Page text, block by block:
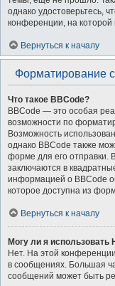
однако удостоверьтесь,
конференции, на которой
Вернуться к началу
Форматирование
Что такое BBCode?
BBCode — это особая
возможности по
Возможность
однако BBCode также
форме для его отправки.
заключаются в
информацией о BBCode
которое доступна из
Вернуться к началу
Могу ли я использовать
Нет. На этой
в сообщениях. Большая
сообщений может быть